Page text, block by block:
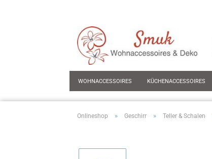
WOHNACCESSOIRES KÜCHENACCESSOIRES
Onlineshop » Geschirr » Teller & Schalen